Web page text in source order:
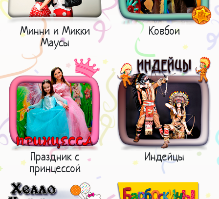
Минни и Микки
Маусы
Ковбои
Праздник с
принцессой
Индейцы